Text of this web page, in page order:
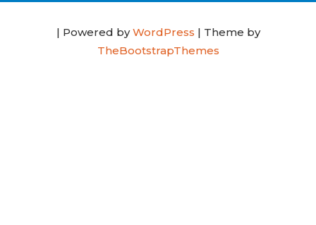
| Powered byWordPress | Theme by
TheBootstrapThemes